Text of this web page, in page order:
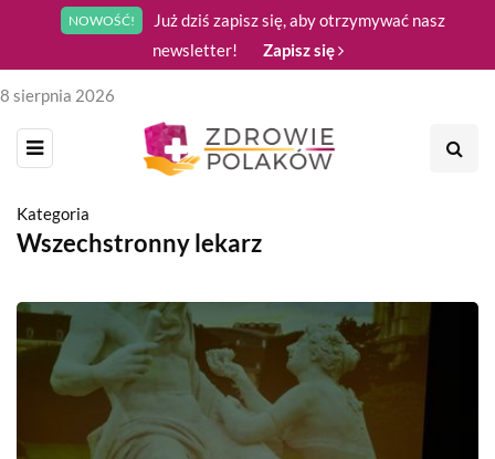
NOWOŚĆ!
Już dziś zapisz się, aby otrzymywać nasz
newsletter!
Zapisz się
8 sierpnia 2026
Kategoria
Wszechstronny lekarz